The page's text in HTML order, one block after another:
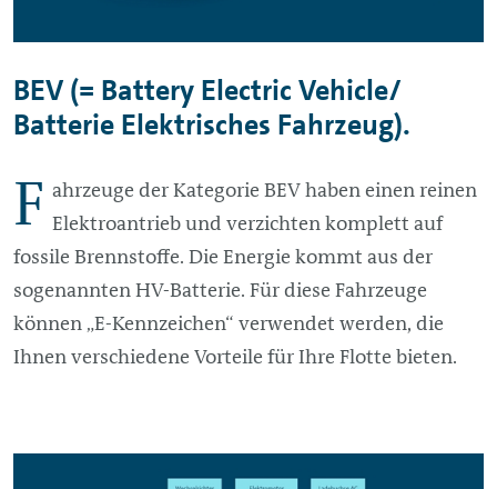
BEV (= Battery Electric Vehicle/
Batterie Elektrisches Fahrzeug).
F ahrzeuge der Kategorie BEV haben einen reinen
Elektroantrieb und verzichten komplett auf
fossile Brennstoffe. Die Energie kommt aus der
sogenannten HV-Batterie. Für diese Fahrzeuge
können „E-Kennzeichen“ verwendet werden, die
Ihnen verschiedene Vorteile für Ihre Flotte bieten.